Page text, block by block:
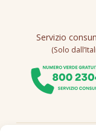
Servizio
(Solo